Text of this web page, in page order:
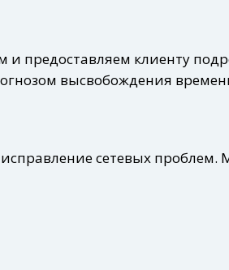
предоставляем клиенту
высвобождения
сетевых проблем.